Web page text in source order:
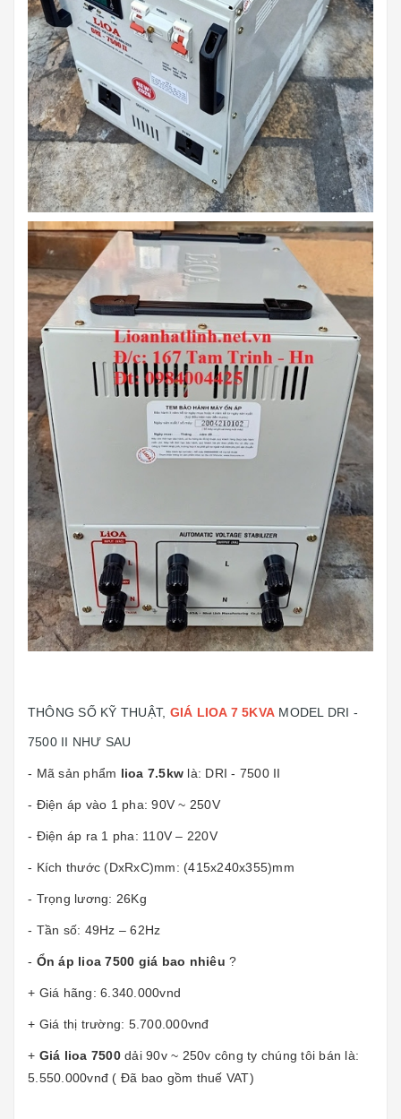
THÔNG SỐ KỸ THUẬT, GIÁ LIOA 7 5KVA MODEL DRI -
7500 II NHƯ SAU
- Mã sản phẩm lioa 7.5kw là: DRI - 7500 II
- Điện áp vào 1 pha: 90V ~ 250V
- Điện áp ra 1 pha: 110V – 220V
- Kích thước (DxRxC)mm: (415x240x355)mm
- Trọng lương: 26Kg
- Tần số: 49Hz – 62Hz
- Ổn áp lioa 7500 giá bao nhiêu ?
+ Giá hãng: 6.340.000vnd
+ Giá thị trường: 5.700.000vnđ
+ Giá lioa 7500dải 90v ~ 250v công ty chúng tôi bán là:
5.550.000vnđ ( Đã bao gồm thuế VAT)